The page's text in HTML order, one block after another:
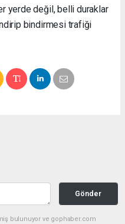
yerde değil, belli duraklar
bindirmesi trafiği
Gönder
bulunuyor ve gophaber.com